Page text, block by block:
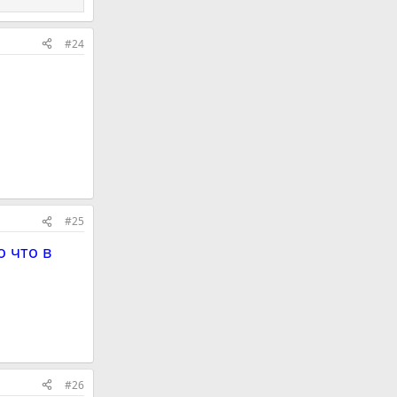
#24
#25
что в
#26